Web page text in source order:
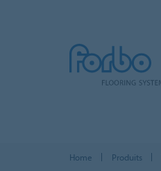
Home Produits